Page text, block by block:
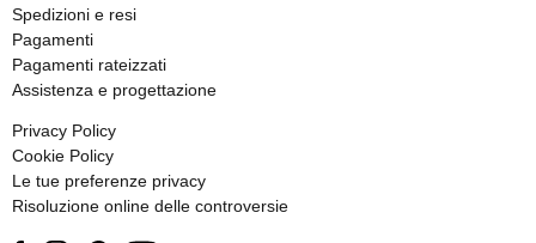
Spedizioni e resi
Pagamenti
Pagamenti rateizzati
Assistenza e progettazione
Privacy Policy
Cookie Policy
Le tue preferenze privacy
Risoluzione online delle controversie